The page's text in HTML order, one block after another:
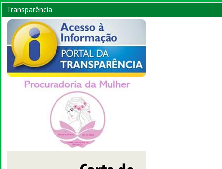
Transparência